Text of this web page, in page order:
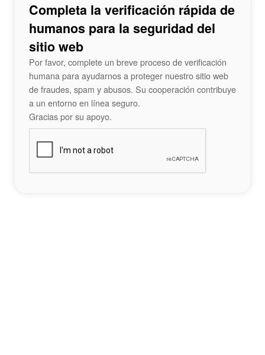
Completa la verificación rápida de
humanos para la seguridad del
sitio web
Por favor, complete un breve proceso de verificación
humana para ayudarnos a proteger nuestro sitio web
de fraudes, spam y abusos. Su cooperación contribuye
a un entorno en línea seguro.
Gracias por su apoyo.